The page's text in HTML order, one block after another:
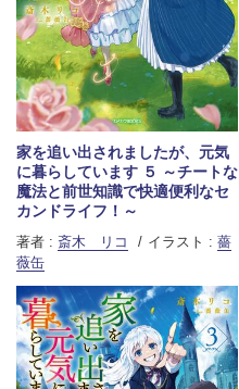
家を追い出されましたが、元気
に暮らしています ５ ～チートな
魔法と前世知識で快適便利なセ
カンドライフ！～
著者 : 斎木 リコ イラスト : 薔
薇缶